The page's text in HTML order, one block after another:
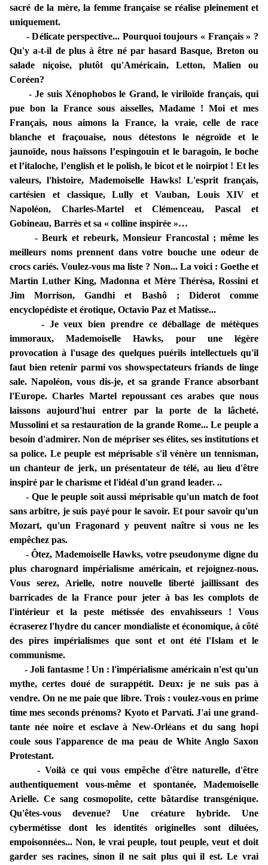
sacré de la mère, la femme française se réalise pleinement et
uniquement.
- Délicate perspective... Pourquoi toujours « Français » ?
Qu'y a-t-il de plus à être né par hasard Basque, Breton ou
salade niçoise, plutôt qu'Américain, Letton, Malien ou
Coréen?
- Je suis Xénophobos le Grand, le viriloïde français, qui
pue bon la France sous aisselles, Madame ! Moi et mes
Français, nous aimons la France, la vraie, celle de race
blanche et fraçouaise, nous détestons le négroïde et le
jaunoïde, nous haïssons l’espingouin et le baragoin, le boche
et l’italoche, l’english et le polish, le bicot et le noirpiot ! Et les
valeurs, l'histoire, Mademoiselle Hawks! L'esprit français,
cartésien et classique, Lully et Vauban, Louis XIV et
Napoléon, Charles-Martel et Clémenceau, Pascal et
Gobineau, Barrès et sa « colline inspirée »…
- Beurk et rebeurk, Monsieur Francostal ; même les
meilleurs noms prennent dans votre bouche une odeur de
crocs cariés. Voulez-vous ma liste ? Non... La voici : Goethe et
Martin Luther King, Madonna et Mère Thérèsa, Rossini et
Jim Morrison, Gandhi et Bashô ; Diderot comme
encyclopédiste et érotique, Octavio Paz et Matisse...
- Je veux bien prendre ce déballage de métèques
immoraux, Mademoiselle Hawks, pour une légère
provocation à l'usage des quelques puérils intellectuels qu'il
faut bien retenir parmi vos showspectateurs friands de linge
sale. Napoléon, vous dis-je, et sa grande France absorbant
l'Europe. Charles Martel repoussant ces arabes que nous
laissons aujourd'hui entrer par la porte de la lâcheté.
Mussolini et sa restauration de la grande Rome... Le peuple a
besoin d'admirer. Non de mépriser ses élites, ses institutions et
sa police. Le peuple est méprisable s'il vénère un tennisman,
un chanteur de jerk, un présentateur de télé, au lieu d'être
inspiré par le charisme et l'idéal d'un grand leader. ..
- Que le peuple soit aussi méprisable qu'un match de foot
sans arbitre, je suis payé pour le savoir. Et pour savoir qu'un
Mozart, qu'un Fragonard y peuvent naître si vous ne les
empêchez pas.
- Ôtez, Mademoiselle Hawks, votre pseudonyme digne du
plus charognard impérialisme américain, et rejoignez-nous.
Vous serez, Arielle, notre nouvelle liberté jaillissant des
barricades de la France pour jeter à bas les complots de
l'intérieur et la peste métissée des envahisseurs ! Vous
écraserez l'hydre du cancer mondialiste et économique, à côté
des pires impérialismes que sont et ont été l'Islam et le
communisme.
- Joli fantasme ! Un : l'impérialisme américain n'est qu'un
mythe, certes doué de surappétit. Deux: je ne suis pas à
vendre. On ne me paie que libre. Trois : voulez-vous en prime
time mes seconds prénoms? Kyoto et Parvati. J'ai une grand-
tante née noire et esclave à New-Orléans et du sang hopi
coule sous l'apparence de ma peau de White Anglo Saxon
Protestant.
- Voilà ce qui vous empêche d'être naturelle, d'être
authentiquement vous-même et spontanée, Mademoiselle
Arielle. Ce sang cosmopolite, cette bâtardise transgénique.
Qu'êtes-vous devenue? Une créature hybride. Une
cybermétisse dont les identités originelles sont diluées,
empoisonnées... Non, le vrai peuple, tout peuple, veut et doit
garder ses racines, sinon il ne sait plus qui il est. Le vrai